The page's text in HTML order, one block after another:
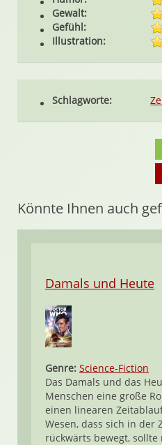
Gewalt:
Gefühl:
Illustration:
Schlagworte:
Könnte Ihnen auch
Damals und Heute
Genre: Science-Fiction
Das Damals und das
Menschen eine große
einen linearen
Wesen, dass sich in der
rückwärts bewegt, sollte